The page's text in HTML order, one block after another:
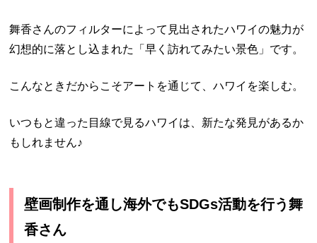
舞香さんのフィルターによって見出されたハワイの魅力が
幻想的に落とし込まれた「早く訪れてみたい景色」です。
こんなときだからこそアートを通じて、ハワイを楽しむ。
いつもと違った目線で見るハワイは、新たな発見があるか
もしれません♪
壁画制作を通し海外でもSDGs活動を行う舞
香さん